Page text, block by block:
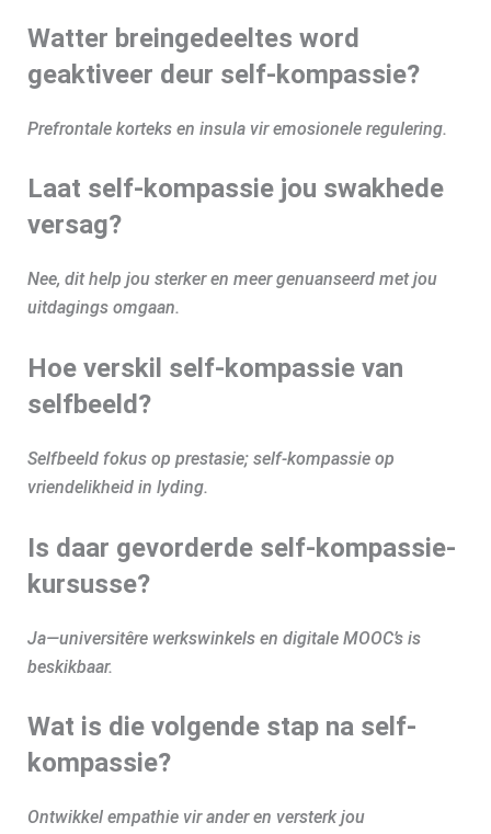
Watter breingedeeltes word
geaktiveer deur self-kompassie?
Prefrontale korteks en insula vir emosionele regulering.
Laat self-kompassie jou swakhede
versag?
Nee, dit help jou sterker en meer genuanseerd met jou
uitdagings omgaan.
Hoe verskil self-kompassie van
selfbeeld?
Selfbeeld fokus op prestasie; self-kompassie op
vriendelikheid in lyding.
Is daar gevorderde self-kompassie-
kursusse?
Ja—universitêre werkswinkels en digitale MOOC’s is
beskikbaar.
Wat is die volgende stap na self-
kompassie?
Ontwikkel empathie vir ander en versterk jou